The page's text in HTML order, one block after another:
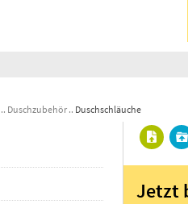
Duschzubehör Duschschläuche
Jetzt